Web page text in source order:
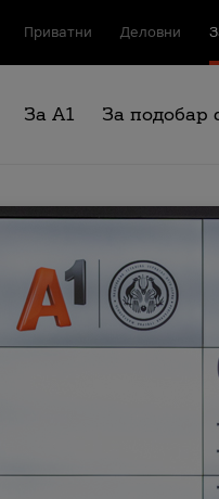
Приватни Деловни
За А1 За подобар